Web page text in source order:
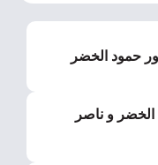
حمود الخضر
الخضر و ناصر